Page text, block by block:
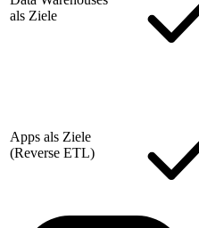
als Ziele
Apps als Ziele
(Reverse ETL)